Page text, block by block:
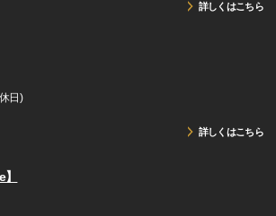
詳しくはこちら
日)
詳しくはこちら